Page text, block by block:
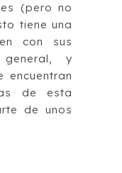
(pero no
tiene una
con sus
y
encuentran
de esta
de unos